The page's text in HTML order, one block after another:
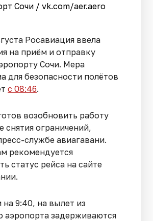
Сочи / vk.com/aer.aero
Росавиация ввела
на приём и отправку
Сочи. Мера
для безопасности полётов
с 08:46.
возобновить работу
снятия ограничений,
службе авиагавани.
рекомендуется
статус рейса на сайте
9:40, на вылет из
аэропорта задерживаются